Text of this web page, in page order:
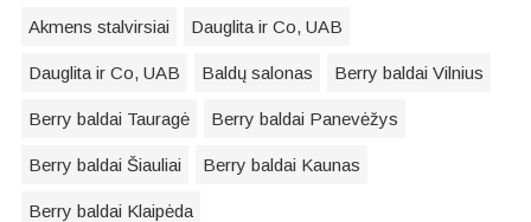
Akmens stalvirsiai Dauglita ir Co, UAB
Dauglita ir Co, UAB Baldų salonas Berry baldai Vilnius
Berry baldai Tauragė Berry baldai Panevėžys
Berry baldai Šiauliai Berry baldai Kaunas
Berry baldai Klaipėda